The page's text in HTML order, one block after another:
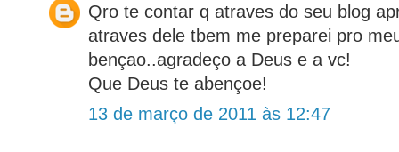
Qro te contar q atraves do seu blog
atraves dele tbem me preparei pro
bençao..agradeço a Deus e a vc!
Que Deus te abençoe!
13 de março de 2011 às 12:47